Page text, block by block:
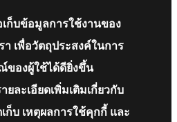
ก็บข้อมูลการใช้งานของ
เพื่อวัตถุประสงค์ในการ
ของผู้ใช้ได้ดียิ่งขึ้น
ละเอียดเพิ่มเติมเกี่ยวกับ
ก็บ เหตุผลการใช้คุกกี้ และ